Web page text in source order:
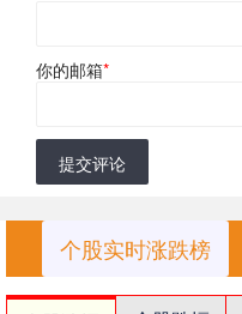
你的邮箱*
提交评论
个股实时涨跌榜